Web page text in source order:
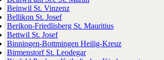
Beinwil St. Vinzenz
Bellikon St. Josef
Berikon-Friedlisberg St. Mauritius
Bettwil St. Josef
Binningen-Bottmingen Heilig-Kreuz
Birmenstorf St. Leodegar